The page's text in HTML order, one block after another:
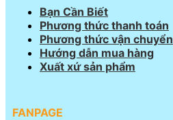
Bạn Cần Biết
Phương thức thanh toán
Phương thức vận chuyển
Hướng dẫn mua hàng
Xuất xứ sản phẩm
FANPAGE